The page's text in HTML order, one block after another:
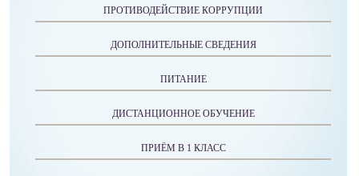
ПРОТИВОДЕЙСТВИЕ КОРРУПЦИИ
ДОПОЛНИТЕЛЬНЫЕ СВЕДЕНИЯ
ПИТАНИЕ
ДИСТАНЦИОННОЕ ОБУЧЕНИЕ
ПРИЁМ В 1 КЛАСС